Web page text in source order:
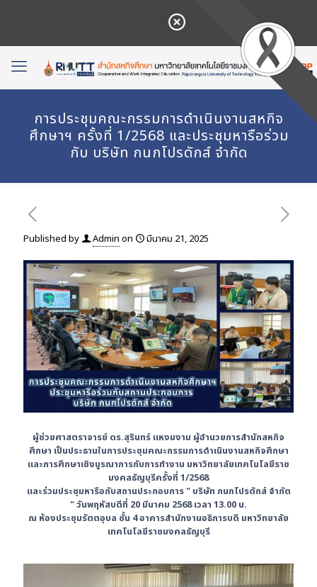
การประชุมคณะกรรมการดำเนินงานสหกิจ
ศึกษาฯ ครั้งที่ 1/2568 และประชุมหารือร่วม
กับ บริษัท กนกโปรดักส์ จำกัด
Published by Admin on มีนาคม 21, 2025
ผู้ช่วยศาสตราจารย์ ดร.สุรินทร์ แหงมงาม ผู้อำนวยการสำนักสหกิจ
ศึกษา เป็นประธานในการประชุมคณะกรรมการดำเนินงานสหกิจศึกษา
และการศึกษาเชิงบูรณาการกับการทำงาน มหาวิทยาลัยเทคโนโลยีราช
มงคลธัญบุรีครั้งที่ 1/2568
และร่วมประชุมหารือกับสถานประกอบการ " บริษัท กนกโปรดักส์ จำกัด
"วันพฤหัสบดีที่ 20 มีนาคม 2568 เวลา 13.00 น.
ณ ห้องประชุมรัตตอุบล ชั้น 4 อาคารสำนักงานอธิการบดี มหาวิทยาลัย
เทคโนโลยีราชมงคลธัญบุรี